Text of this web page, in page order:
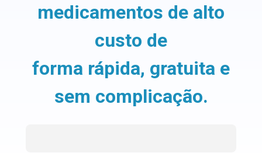
medicamentos de alto
custo de
forma rápida, gratuita e
sem complicação.